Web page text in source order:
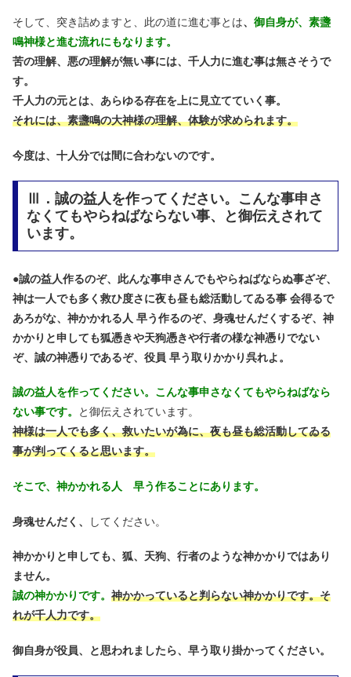
そして、突き詰めますと、此の道に進む事とは、 御自身が、素盞
鳴神様と進む流れにもなります。
苦の理解、悪の理解が無い事には、千人力に進む事は無さそうで
す。
千人力の元とは、あらゆる存在を上に見立てていく事。
それには、素盞鳴の大神様の理解、体験が求められます。
今度は、十人分では間に合わないのです。
Ⅲ．誠の益人を作ってください。こんな事申さ
なくてもやらねばならない事、と御伝えされて
います。
●誠の益人作るのぞ、此んな事申さんでもやらねばならぬ事ざぞ、
神は一人でも多く救ひ度さに夜も昼も総活動してゐる事 会得るで
あろがな、神かかれる人 早う作るのぞ、身魂せんだくするぞ、神
かかりと申しても狐憑きや天狗憑きや行者の様な神憑りでない
ぞ、誠の神憑りであるぞ、役員 早う取りかかり呉れよ。
誠の益人を作ってください。こんな事申さなくてもやらねばなら
ない事です。
と御伝えされています。
神様は一人でも多く、救いたいが為に、夜も昼も総活動してゐる
事が判ってくると思います。
そこで、神かかれる人 早う作ることにあります。
身魂せんだく、 してください。
神かかりと申しても、狐、天狗、行者のような神かかりではあり
ません。
誠の神かかりです。 神かかっていると判らない神かかりです。そ
れが千人力です。
御自身が役員、と思われましたら、早う取り掛かってください。